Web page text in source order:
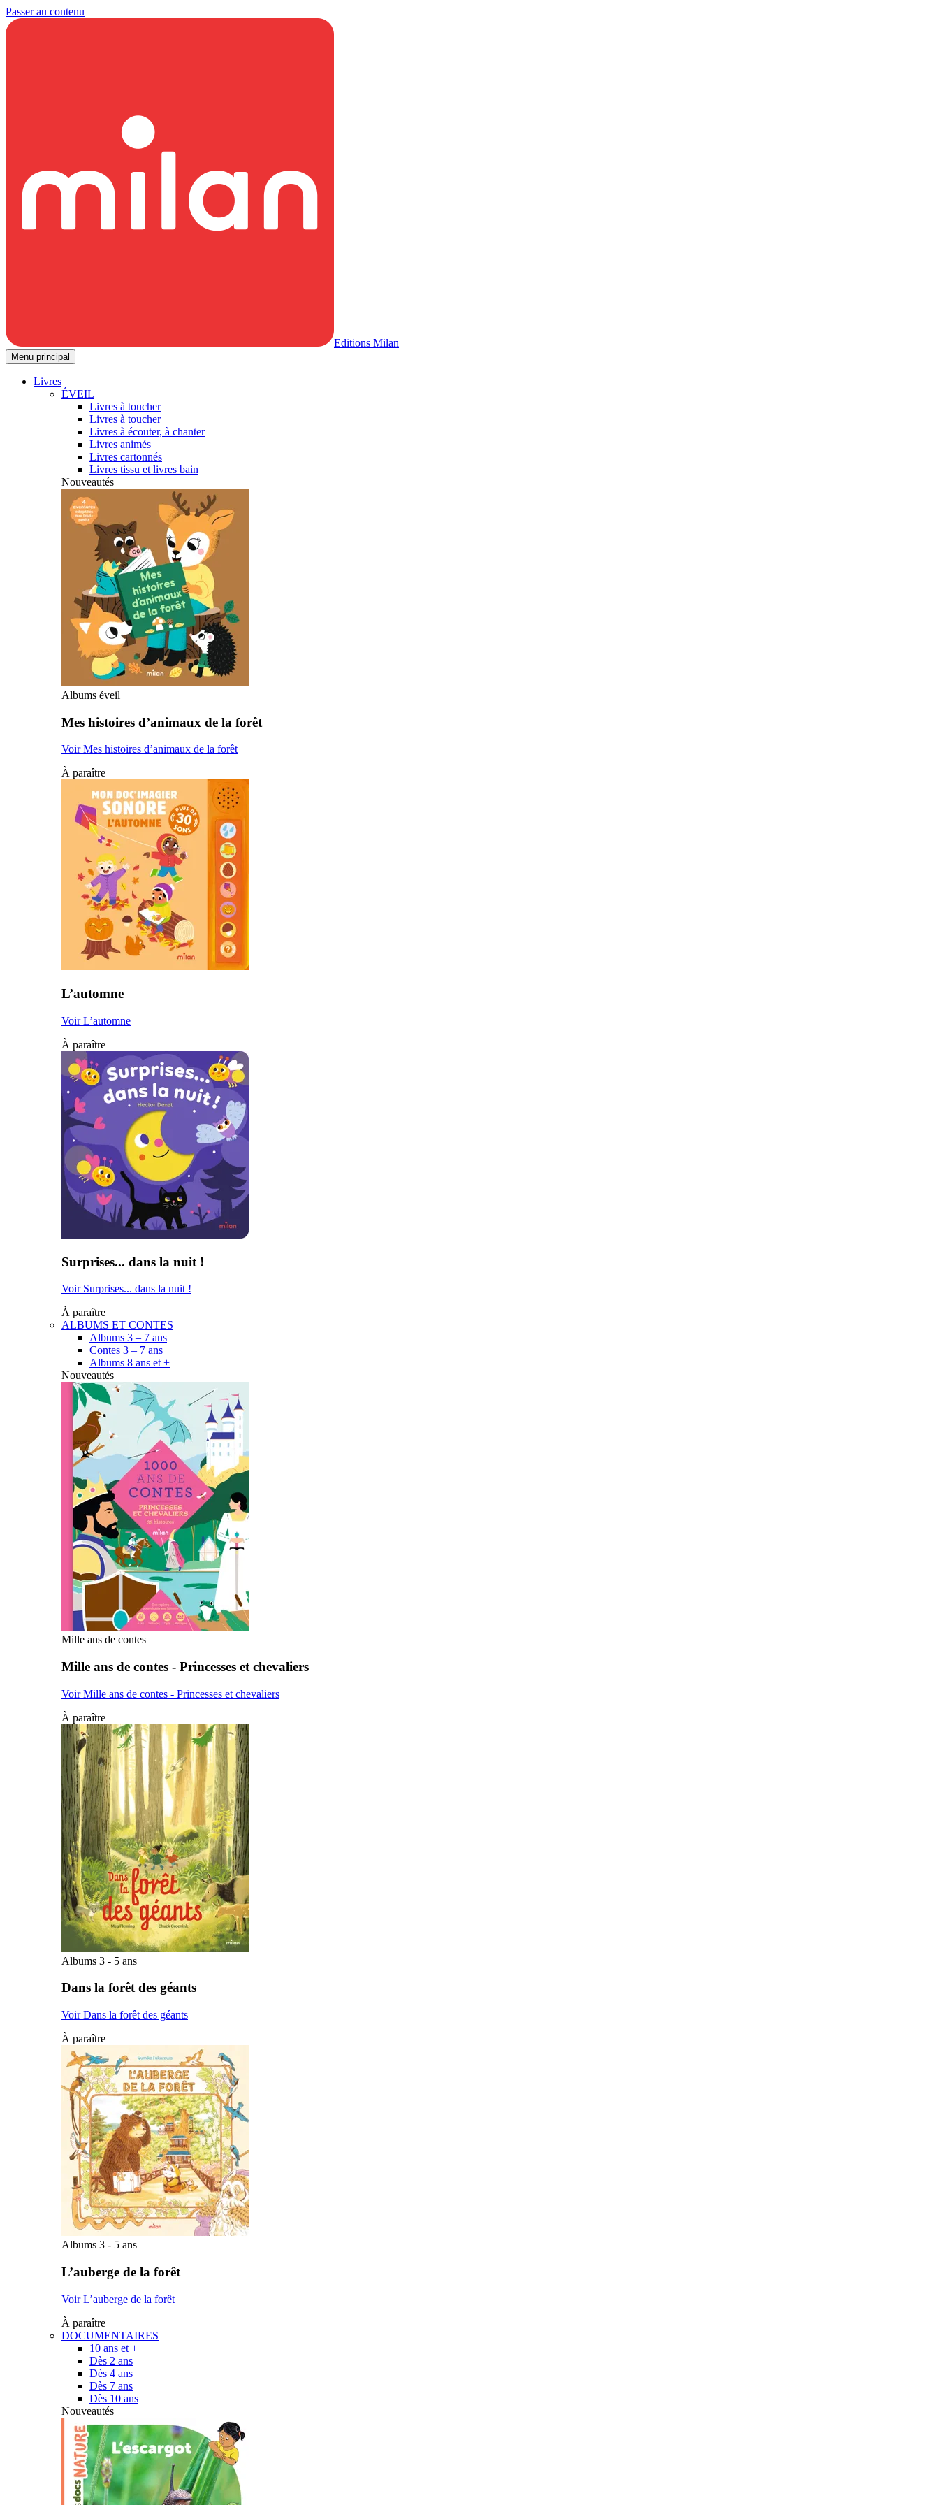
Passer au contenu
Editions Milan
Menu principal
Livres
ÉVEIL
Livres à toucher
Livres à toucher
Livres à écouter, à chanter
Livres animés
Livres cartonnés
Livres tissu et livres bain
Nouveautés
Albums éveil
Mes histoires d’animaux de la forêt
Voir Mes histoires d’animaux de la forêt
À paraître
L’automne
Voir L’automne
À paraître
Surprises... dans la nuit !
Voir Surprises... dans la nuit !
À paraître
ALBUMS ET CONTES
Albums 3 – 7 ans
Contes 3 – 7 ans
Albums 8 ans et +
Nouveautés
Mille ans de contes
Mille ans de contes - Princesses et chevaliers
Voir Mille ans de contes - Princesses et chevaliers
À paraître
Albums 3 - 5 ans
Dans la forêt des géants
Voir Dans la forêt des géants
À paraître
Albums 3 - 5 ans
L’auberge de la forêt
Voir L’auberge de la forêt
À paraître
DOCUMENTAIRES
10 ans et +
Dès 2 ans
Dès 4 ans
Dès 7 ans
Dès 10 ans
Nouveautés